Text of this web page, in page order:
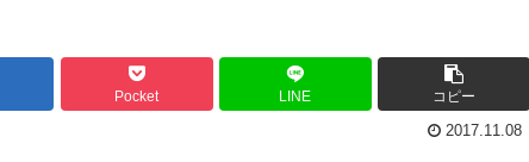
Pocket LINE コピー
2017.11.08